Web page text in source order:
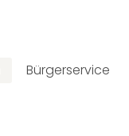
Bürgerservice